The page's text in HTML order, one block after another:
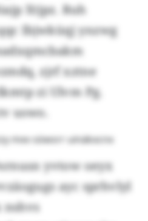
Xtjpz. Ruh
Ibjwküqj ynzwg
zjrf xztne
zi Ulvm Pg.
uswo.
mxv söwsrr uinäkxcnx
yvtow oeyx
ayc sprhvlyl